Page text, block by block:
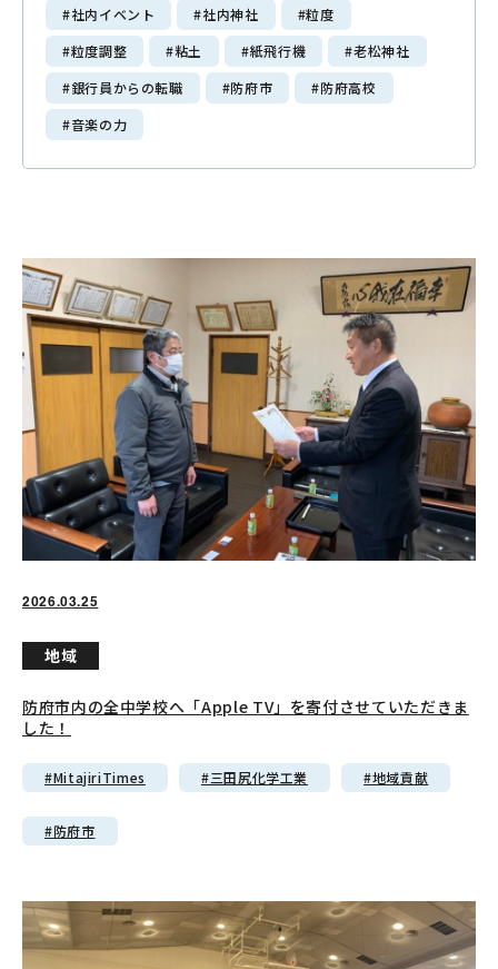
働く環境・福利厚生
募集要項・選考ステップ
エントリーフォーム
お問い合わせ
プライバシーポリシー
サイトマップ
Mail
#社内イベント
#社内神社
#粒度
#粒度調整
#粘土 #紙飛行機
#老松神社
#銀行員からの転職
#防府市
#防府高校
#音楽の力
地域
2026.03.25
防府市内の全中学校へ「Apple TV」を寄付させていただきま
した！
#MitajiriTimes #三田尻化学工業 #地域貢献
#防府市